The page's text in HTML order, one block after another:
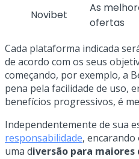
Novibet
As
ofertas
Cada plataforma indicada
de acordo com os seus
começando, por exemplo, a
pena pela facilidade de uso,
benefícios progressivos, é
Independentemente de sua
responsabilidade,
uma diversão para maiores